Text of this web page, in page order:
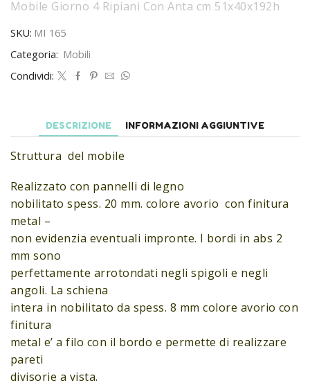
Mobile Giorno 4 Ripiani Con Anta cm 51x40x192h
SKU: MI 165
Categoria: Mobili
Condividi:
DESCRIZIONE INFORMAZIONI AGGIUNTIVE
Struttura del mobile
Realizzato con pannelli di legno
nobilitato spess. 20 mm. colore avorio con finitura
metal –
non evidenzia eventuali impronte. I bordi in abs 2
mm sono
perfettamente arrotondati negli spigoli e negli
angoli. La schiena
intera in nobilitato da spess. 8 mm colore avorio con
finitura
metal e’ a filo con il bordo e permette di realizzare
pareti
divisorie a vista.